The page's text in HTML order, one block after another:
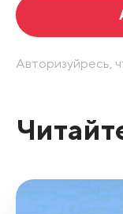
Авторизуйресь,